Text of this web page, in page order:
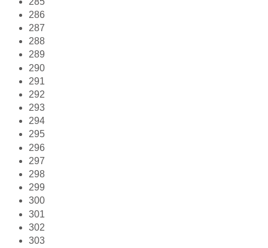
286
287
288
289
290
291
292
293
294
295
296
297
298
299
300
301
302
303